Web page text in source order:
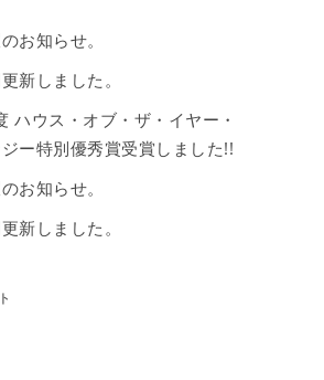
お知らせ。
新しました。
ハウス・オブ・ザ・イヤー・
ー特別優秀賞受賞しました!!
お知らせ。
新しました。